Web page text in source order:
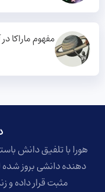
مفهوم ماراکا
هورا با تلفیق دانش
دهنده دانشی بروز شده
مثبت قرار داده و